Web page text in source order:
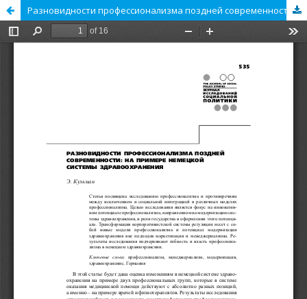
Разновидности профессионализма поздней современности: на примере немецкой системы здравоохранения